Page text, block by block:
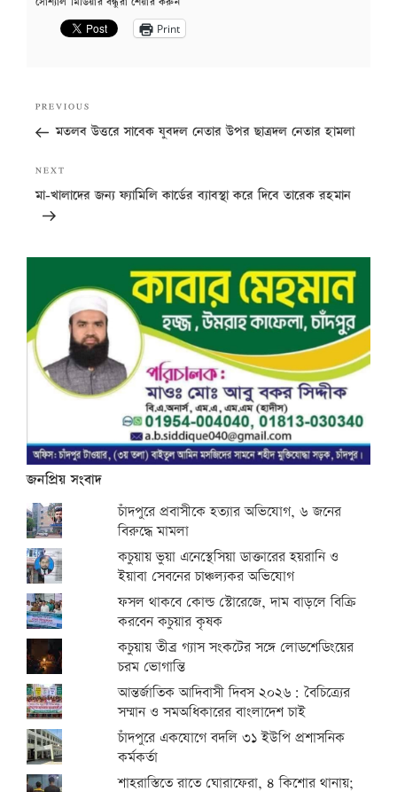
Print
navigation
Previous
Post
PREVIOUS
মতলব উত্তরে সাবেক যুবদল নেতার উপর ছাত্রদল নেতার হামলা
Next
Post
NEXT
মা-খালাদের জন্য ফ্যামিলি কার্ডের ব্যাবস্থা করে দিবে তারেক রহমান
জনপ্রিয় সংবাদ
চাঁদপুরে প্রবাসীকে হত্যার অভিযোগ, ৬ জনের
বিরুদ্ধে মামলা
কচুয়ায় ভুয়া এনেস্থেসিয়া ডাক্তারের হয়রানি ও
ইয়াবা সেবনের চাঞ্চল্যকর অভিযোগ
ফসল থাকবে কোল্ড স্টোরেজে, দাম বাড়লে বিক্রি
করবেন কচুয়ার কৃষক
কচুয়ায় তীব্র গ্যাস সংকটের সঙ্গে লোডশেডিংয়ের
চরম ভোগান্তি
আন্তর্জাতিক আদিবাসী দিবস ২০২৬: বৈচিত্র্যের
সম্মান ও সমঅধিকারের বাংলাদেশ চাই
চাঁদপুরে একযোগে বদলি ৩১ ইউপি প্রশাসনিক
কর্মকর্তা
শাহরাস্তিতে রাতে ঘোরাফেরা, ৪ কিশোর থানায়;